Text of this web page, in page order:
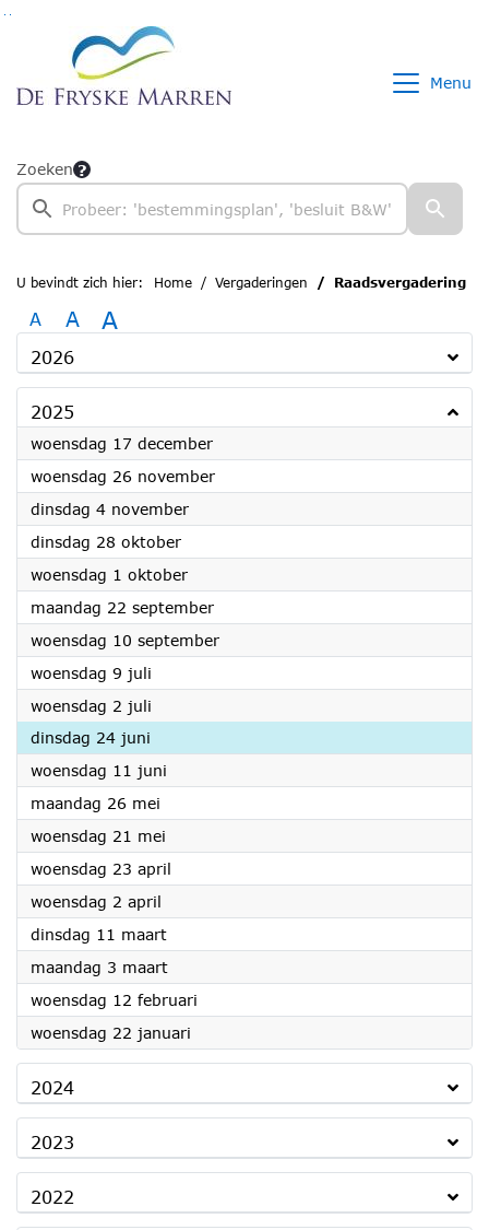
Ga naar de inhoud van deze pagina
Menu
Zoeken
U bevindt zich hier: Home Vergaderingen Raadsvergadering
A A A
2026
2025
woensdag 17 december2025
woensdag 26 november2025
dinsdag 4 november2025
dinsdag 28 oktober2025
woensdag 1 oktober2025
maandag 22 september2025
woensdag 10 september2025
woensdag 9 juli
woensdag 2 juli
dinsdag 24 juni
woensdag 11 juni
maandag 26 mei
woensdag 21 mei
woensdag 23 april
woensdag 2 april
dinsdag 11 maart2025
maandag 3 maart2025
woensdag 12 februari
woensdag 22 januari
2024
2023
2022